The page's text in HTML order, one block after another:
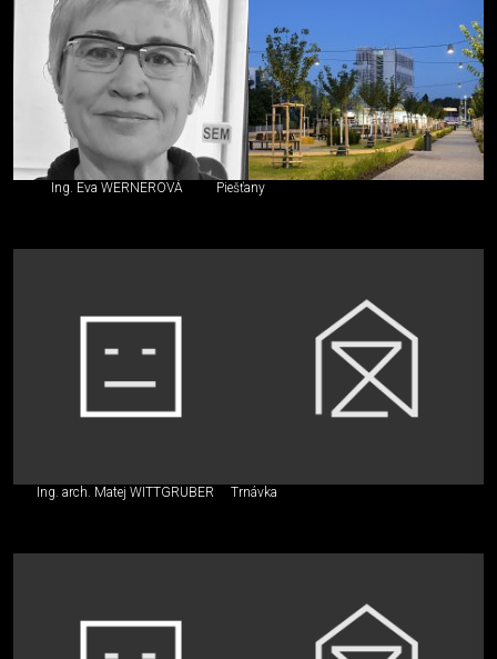
Ing. Eva WERNEROVÁ Piešťany
Ing. arch. Matej WITTGRUBER Trnávka